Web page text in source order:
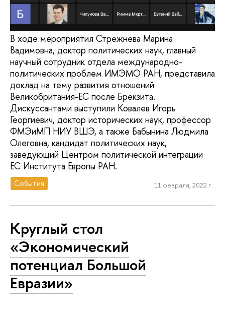
В ходе мероприятия Стрежнева Марина
Вадимовна, доктор политических наук, главный
научный сотрудник отдела международно-
политических проблем ИМЭМО РАН, представила
доклад на тему развития отношений
Великобритания-ЕС после Брекзита.
Дискуссантами выступили Ковалев Игорь
Георгиевич, доктор исторических наук, профессор
ФМЭиМП НИУ ВШЭ, а также Бабынина Людмила
Олеговна, кандидат политических наук,
заведующий Центром политической интеграции
ЕС Института Европы РАН.
События 11 февраля, 2022 г.
Круглый стол
«Экономический
потенциал Большой
Евразии»